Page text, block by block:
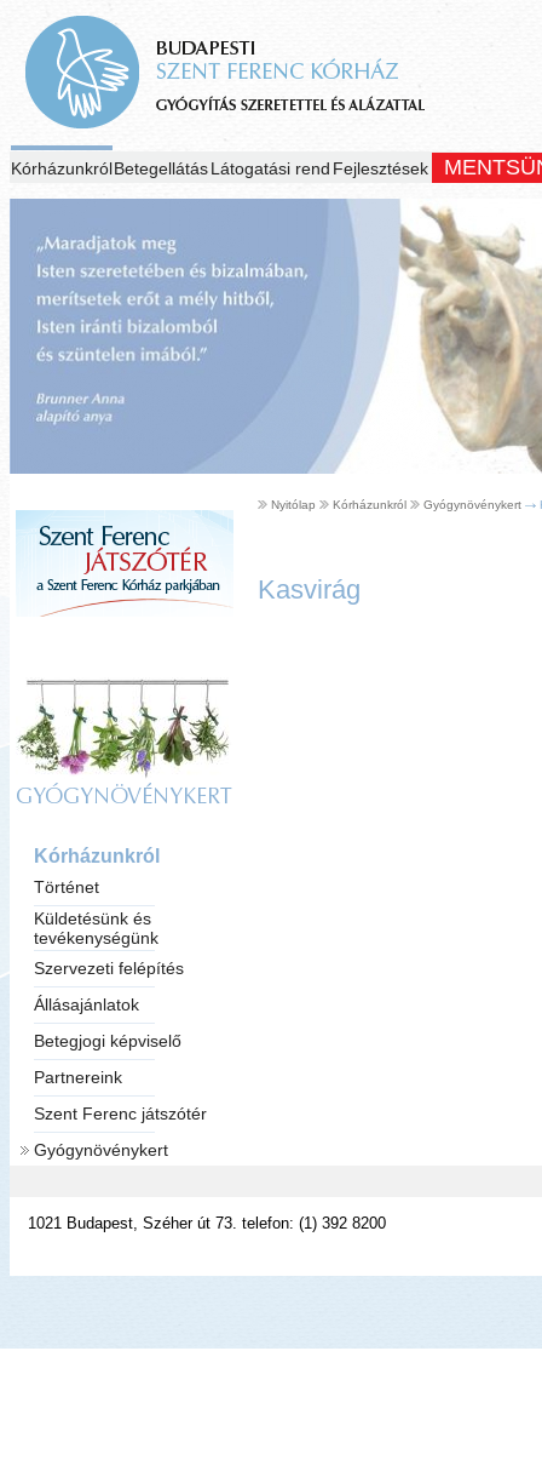
KórházunkrólBetegellátásLátogatási rend Fejlesztések
GYÓGYNÖVÉNYKERT
Kórházunkról
Történet
Küldetésünk és
tevékenységünk
Szervezeti felépítés
Állásajánlatok
Betegjogi képviselő
Partnereink
Szent Ferenc játszótér
Gyógynövénykert
Nyitólap Kórházunkról Gyógynövénykert
Kasvirág
1021 Budapest, Széher út 73. telefon: (1) 392 8200